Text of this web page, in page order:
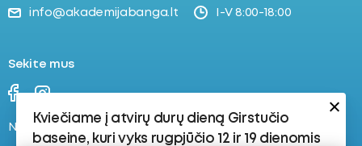
info@akademijabanga.lt I-V 8:00-18:00
Sekite mus
Naujienos Stovyklos
Kviečiame į atvirų durų dieną Girstučio
baseine, kuri vyks rugpjūčio 12 ir 19 dienomis